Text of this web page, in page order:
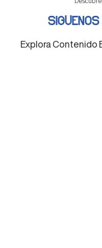
Explora Contenido